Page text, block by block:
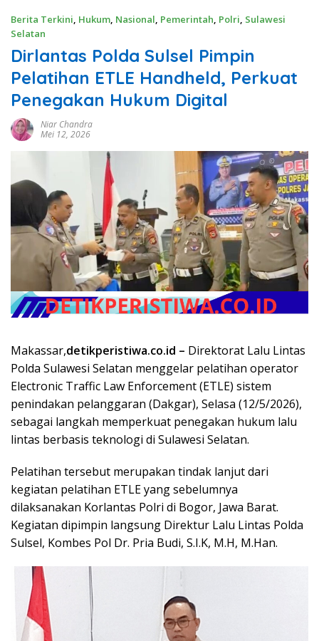
Berita Terkini, Hukum, Nasional, Pemerintah, Polri, Sulawesi
Selatan
Dirlantas Polda Sulsel Pimpin
Pelatihan ETLE Handheld, Perkuat
Penegakan Hukum Digital
Niar Chandra
Mei 12, 2026
Makassar,detikperistiwa.co.id – Direktorat Lalu Lintas
Polda Sulawesi Selatan menggelar pelatihan operator
Electronic Traffic Law Enforcement (ETLE) sistem
penindakan pelanggaran (Dakgar), Selasa (12/5/2026),
sebagai langkah memperkuat penegakan hukum lalu
lintas berbasis teknologi di Sulawesi Selatan.
Pelatihan tersebut merupakan tindak lanjut dari
kegiatan pelatihan ETLE yang sebelumnya
dilaksanakan Korlantas Polri di Bogor, Jawa Barat.
Kegiatan dipimpin langsung Direktur Lalu Lintas Polda
Sulsel, Kombes Pol Dr. Pria Budi, S.I.K, M.H, M.Han.